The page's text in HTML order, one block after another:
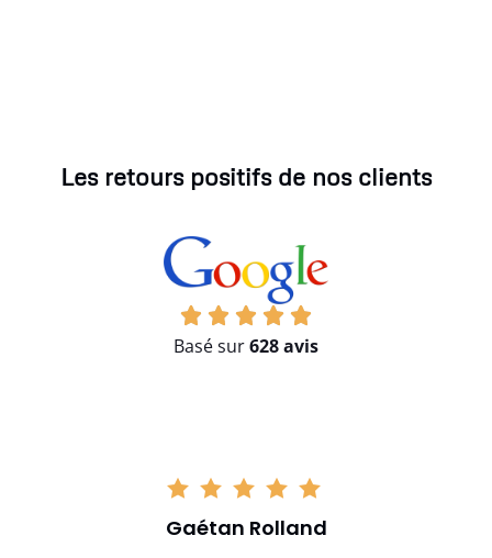
Les retours positifs de nos clients
Basé sur628 avis
Gaétan Rolland